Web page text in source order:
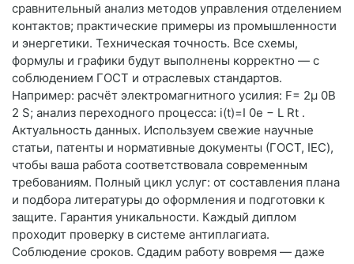
сравнительный анализ методов управления отделением
контактов; практические примеры из промышленности
и энергетики. Техническая точность. Все схемы,
формулы и графики будут выполнены корректно — с
соблюдением ГОСТ и отраслевых стандартов.
Например: расчёт электромагнитного усилия: F= 2μ 0 ​ B
2 S ​ ; анализ переходного процесса: i(t)=I 0 ​ e − L R ​ t .
Актуальность данных. Используем свежие научные
статьи, патенты и нормативные документы (ГОСТ, IEC),
чтобы ваша работа соответствовала современным
требованиям. Полный цикл услуг: от составления плана
и подбора литературы до оформления и подготовки к
защите. Гарантия уникальности. Каждый диплом
проходит проверку в системе антиплагиата.
Соблюдение сроков. Сдадим работу вовремя — даже